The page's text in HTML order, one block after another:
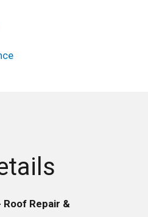
Repair &